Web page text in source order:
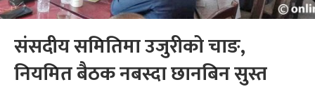
संसदीय समितिमा उजुरीको चाङ,
नियमित बैठक नबस्दा छानबिन सुस्त